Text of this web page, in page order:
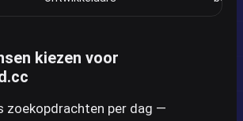
kiezen voor
zoekopdrachten per dag —